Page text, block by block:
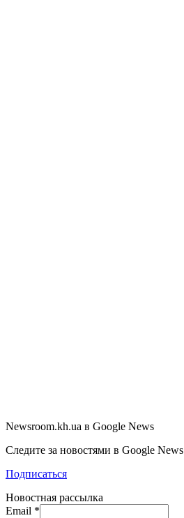
Newsroom.kh.ua в Google News
Следите за новостями в Google News
Подписаться
Новостная рассылка
Email *